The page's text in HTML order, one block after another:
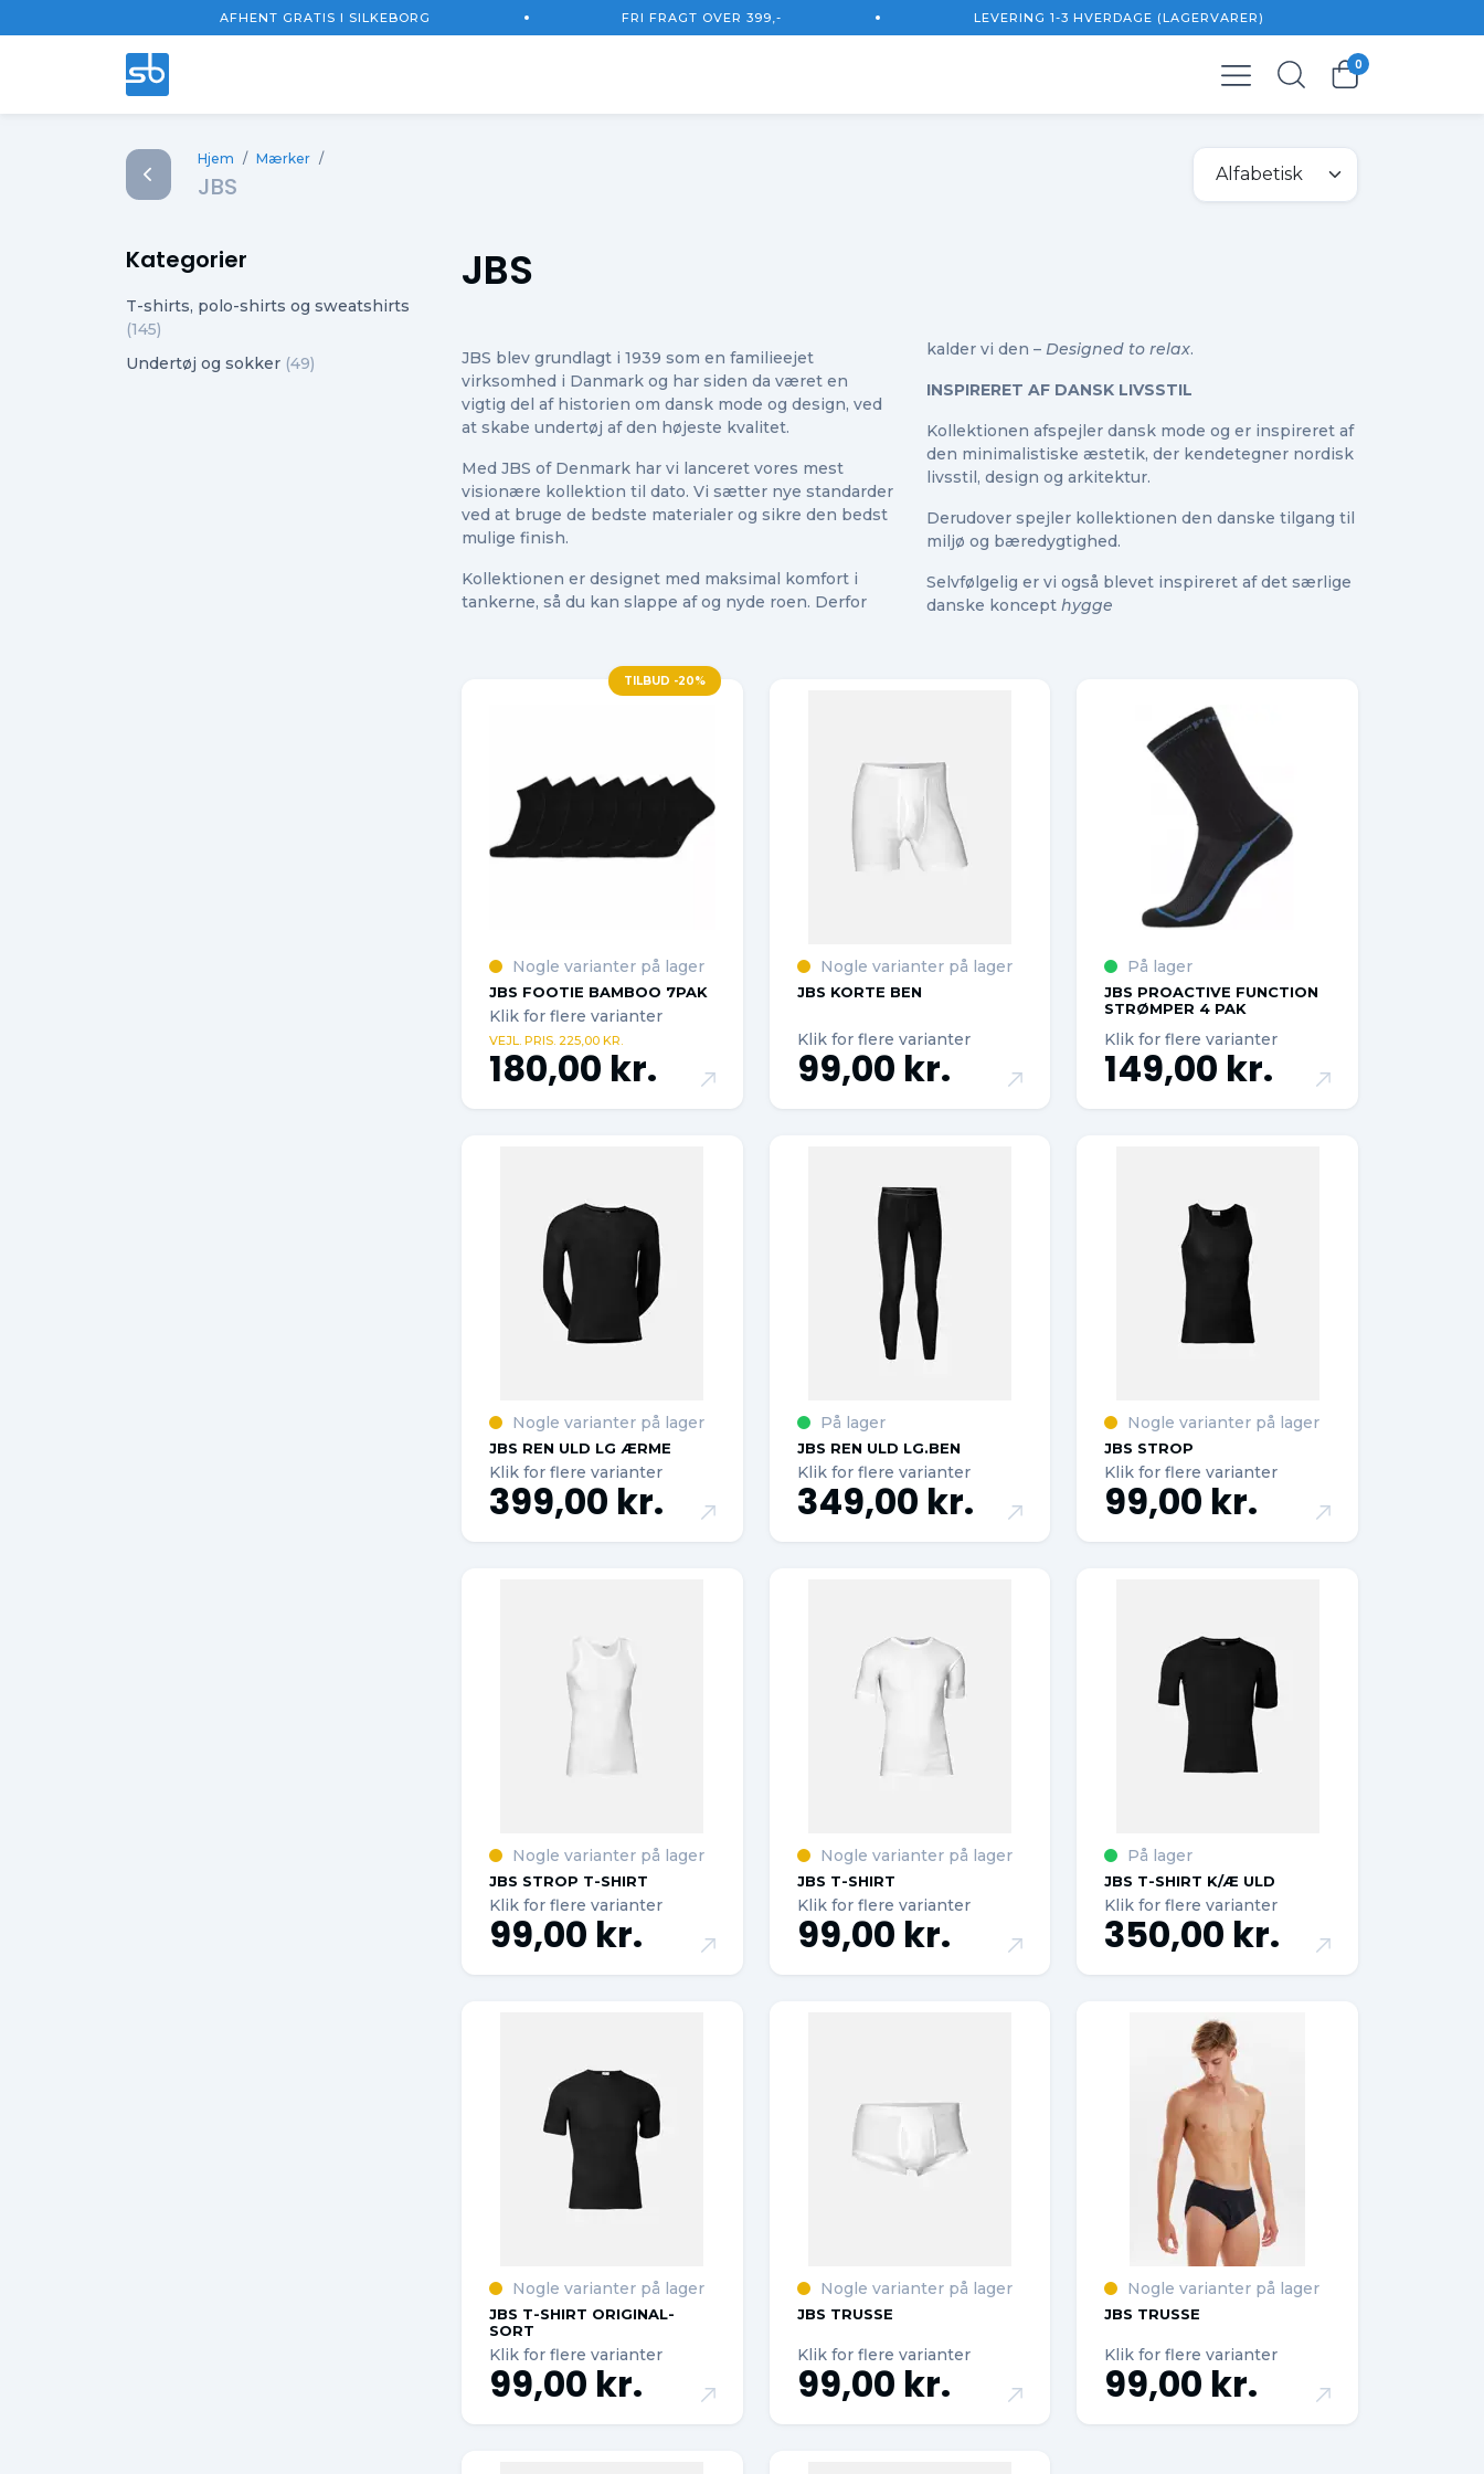
AFHENT GRATIS I SILKEBORG FRI FRAGT OVER 399,- LEVERING 1-3 HVERDAGE (LAGERVARER)
0
0,00 kr.
0,00 kr.
Hjem / Mærker /
JBS
Kategorier
T-shirts, polo-shirts og sweatshirts
(145)
Undertøj og sokker (49)
JBS
JBS blev grundlagt i 1939 som en familieejet
virksomhed i Danmark og har siden da været en
vigtig del af historien om dansk mode og design, ved
at skabe undertøj af den højeste kvalitet.
Med JBS of Denmark har vi lanceret vores mest
visionære kollektion til dato. Vi sætter nye standarder
ved at bruge de bedste materialer og sikre den bedst
mulige finish.
Kollektionen er designet med maksimal komfort i
tankerne, så du kan slappe af og nyde roen. Derfor
kalder vi den – Designed to relax.
INSPIRERET AF DANSK LIVSSTIL
Kollektionen afspejler dansk mode og er inspireret af
den minimalistiske æstetik, der kendetegner nordisk
livsstil, design og arkitektur.
Derudover spejler kollektionen den danske tilgang til
miljø og bæredygtighed.
Selvfølgelig er vi også blevet inspireret af det særlige
danske koncept hygge
TILBUD -20%
Nogle varianter på lager
JBS FOOTIE BAMBOO 7PAK
Klik for flere varianter
VEJL. PRIS. 225,00 KR.
180,00 kr.
Nogle varianter på lager
JBS KORTE BEN
Klik for flere varianter
99,00 kr.
På lager
JBS PROACTIVE FUNCTION
STRØMPER 4 PAK
Klik for flere varianter
149,00 kr.
Nogle varianter på lager
JBS REN ULD LG ÆRME
Klik for flere varianter
399,00 kr.
På lager
JBS REN ULD LG.BEN
Klik for flere varianter
349,00 kr.
Nogle varianter på lager
JBS STROP
Klik for flere varianter
99,00 kr.
Nogle varianter på lager
JBS STROP T-SHIRT
Klik for flere varianter
99,00 kr.
Nogle varianter på lager
JBS T-SHIRT
Klik for flere varianter
99,00 kr.
På lager
JBS T-SHIRT K/Æ ULD
Klik for flere varianter
350,00 kr.
Nogle varianter på lager
JBS T-SHIRT ORIGINAL-
SORT
Klik for flere varianter
99,00 kr.
Nogle varianter på lager
JBS TRUSSE
Klik for flere varianter
99,00 kr.
Nogle varianter på lager
JBS TRUSSE
Klik for flere varianter
99,00 kr.